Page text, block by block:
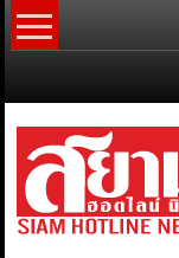
Skip
to